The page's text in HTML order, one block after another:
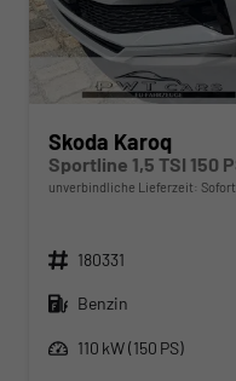
Skoda Karoq
unverbindliche Lieferzeit: Sofort
Fahrzeugnr. 180331
Kraftstoff Benzin
Leistung
110 kW (150 PS)